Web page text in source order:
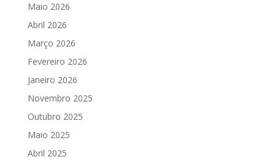
Maio 2026
Abril 2026
Março 2026
Fevereiro 2026
Janeiro 2026
Novembro 2025
Outubro 2025
Maio 2025
Abril 2025